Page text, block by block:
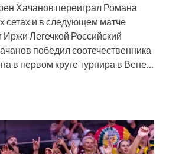
Хачанов переиграл Романа
сетах и в следующем матче
Иржи Легечкой Российский
победил соотечественника
в первом круге турнира в Вене…